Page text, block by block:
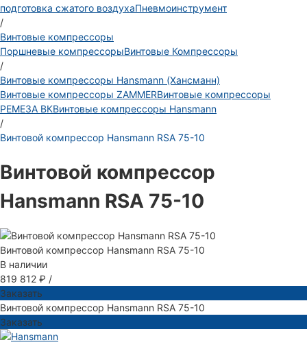
подготовка сжатого воздухаПневмоинструмент
/
Винтовые компрессоры
Поршневые компрессорыВинтовые Компрессоры
/
Винтовые компрессоры Hansmann (Хансманн)
Винтовые компрессоры ZAMMERВинтовые компрессоры
РЕМЕЗА ВКВинтовые компрессоры Hansmann
/
Винтовой компрессор Hansmann RSA 75-10
Винтовой компрессор
Hansmann RSA 75-10
Винтовой компрессор Hansmann RSA 75-10
В наличии
819 812 ₽ /
Заказать
Винтовой компрессор Hansmann RSA 75-10
Заказать